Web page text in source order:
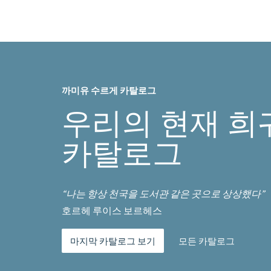
까미유 수르게 카탈로그
우리의 현재 희
카탈로그
“나는 항상 천국을 도서관 같은 곳으로 상상했다”
호르헤 루이스 보르헤스
마지막 카탈로그 보기 모든 카탈로그